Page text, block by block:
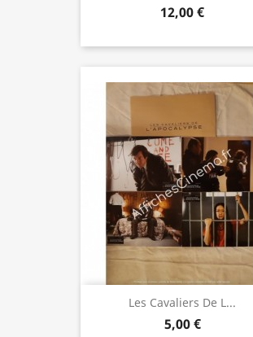
12,00 €
Les Cavaliers De L...
5,00 €